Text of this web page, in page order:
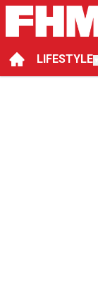
LIFESTYLE